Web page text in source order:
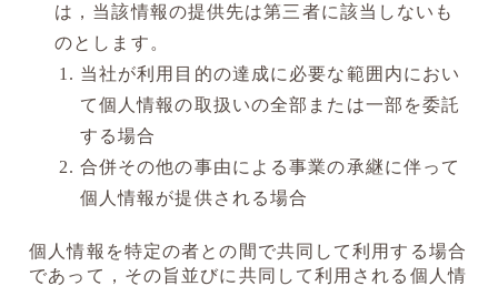
は，当該情報の提供先は第三者に該当しないも
のとします。
当社が利用目的の達成に必要な範囲内におい
て個人情報の取扱いの全部または一部を委託
する場合
合併その他の事由による事業の承継に伴って
個人情報が提供される場合
個人情報を特定の者との間で共同して利用する場合
であって，その旨並びに共同して利用される個人情